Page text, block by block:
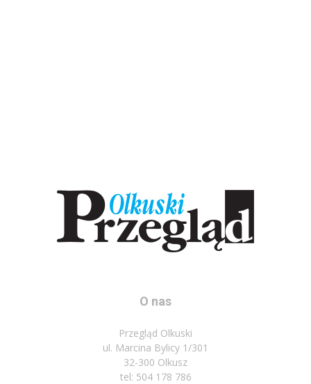
O nas
Przegląd Olkuski
ul. Marcina Bylicy 1/301
32-300 Olkusz
tel: 504 178 786